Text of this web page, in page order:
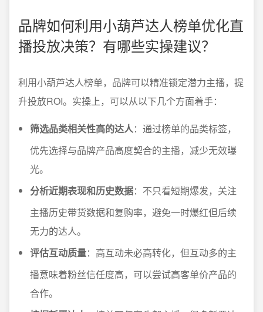
品牌如何利用小葫芦达人榜单优化直
播投放决策？有哪些实操建议？
利用小葫芦达人榜单，品牌可以精准锁定潜力主播，提
升投放ROI。实操上，可以从以下几个方面着手：
筛选品类相关性高的达人：通过榜单的品类标签，
优先选择与品牌产品高度契合的主播，减少无效曝
光。
分析近期表现和历史数据：不只看短期爆发，关注
主播历史带货数据和复购率，避免一时爆红但后续
无力的达人。
评估互动质量：高互动未必高转化，但互动多的主
播意味着粉丝信任度高，可以尝试高客单价产品的
合作。